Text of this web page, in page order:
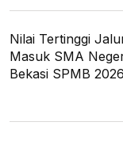
Nilai Tertinggi
Masuk SMA
Bekasi SPMB 2026